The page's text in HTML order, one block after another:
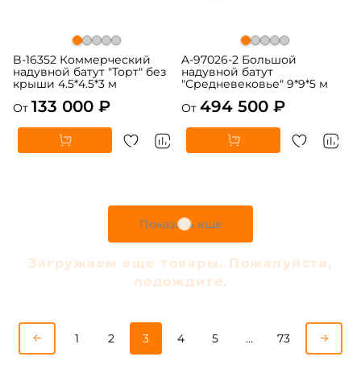
B-16352 Коммерческий
надувной батут "Торт" без
крыши 4.5*4.5*3 м
От 133 000 ₽
A-97026-2 Большой
надувной батут
"Средневековье" 9*9*5 м
От 494 500 ₽